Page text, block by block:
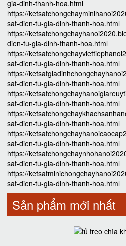
gia-dinh-thanh-hoa.html
https://
sat-dien-tu-gia-dinh-thanh-hoa.html
https://
dien-tu-gia-dinh-thanh-hoa.html
https://
sat-dien-tu-gia-dinh-thanh-hoa.html
https://
sat-dien-tu-gia-dinh-thanh-hoa.html
https://
sat-dien-tu-gia-dinh-thanh-hoa.html
https://
sat-dien-tu-gia-dinh-thanh-hoa.html
https://
sat-dien-tu-gia-dinh-thanh-hoa.html
https://
sat-dien-tu-gia-dinh-thanh-hoa.html
https://
sat-dien-tu-gia-dinh-thanh-hoa.html
Sản phẩm mới nhất